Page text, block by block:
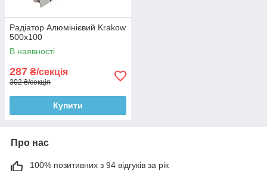
Радіатор Алюмінієвий Krakow
500x100
В наявності
287 ₴/секція
302 ₴/секція
Купити
Про нас
100% позитивних з 94 відгуків за рік